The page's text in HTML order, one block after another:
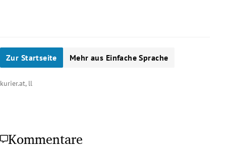
Zur Startseite Mehr aus Einfache Sprache
kurier.at, ll
Kommentare